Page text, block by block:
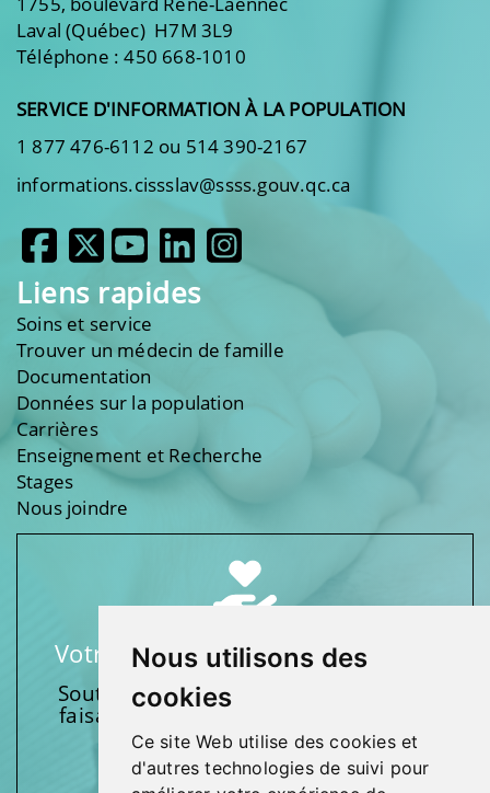
Nous utilisons des
cookies
Ce site Web utilise des cookies et
d'autres technologies de suivi pour
Laval (Québec) H7M 3L9
Téléphone : 450 668-1010
SERVICE D'INFORMATION À LA POPULATION
1 877 476-6112 ou 514 390-2167
informations.cissslav@ssss.gouv.qc.ca
Liens rapides
Soins et service
Trouver un médecin de famille
Documentation
Données sur la population
Carrières
Enseignement et Recherche
Stages
Nous joindre
Votre soutien fait une différence
Soutenez l’une de nos fondations en
faisant un don et en participant aux
activités.
Donnez généreusement!